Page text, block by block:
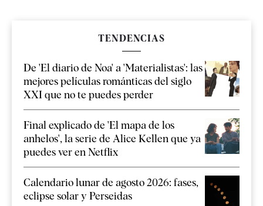
TENDENCIAS
De 'El diario de Noa' a 'Materialistas': las
mejores películas románticas del siglo
XXI que no te puedes perder
Final explicado de 'El mapa de los
anhelos', la serie de Alice Kellen que ya
puedes ver en Netflix
Calendario lunar de agosto 2026: fases,
eclipse solar y Perseidas